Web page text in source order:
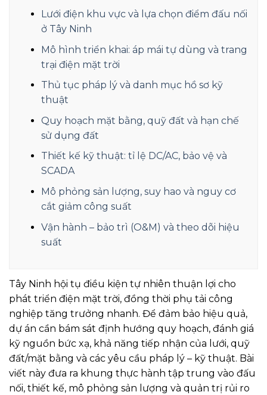
Lưới điện khu vực và lựa chọn điểm đấu nối
ở Tây Ninh
Mô hình triển khai: áp mái tự dùng và trang
trại điện mặt trời
Thủ tục pháp lý và danh mục hồ sơ kỹ
thuật
Quy hoạch mặt bằng, quỹ đất và hạn chế
sử dụng đất
Thiết kế kỹ thuật: tỉ lệ DC/AC, bảo vệ và
SCADA
Mô phỏng sản lượng, suy hao và nguy cơ
cắt giảm công suất
Vận hành – bảo trì (O&M) và theo dõi hiệu
suất
Tây Ninh hội tụ điều kiện tự nhiên thuận lợi cho
phát triển điện mặt trời, đồng thời phụ tải công
nghiệp tăng trưởng nhanh. Để đảm bảo hiệu quả,
dự án cần bám sát định hướng quy hoạch, đánh giá
kỹ nguồn bức xạ, khả năng tiếp nhận của lưới, quỹ
đất/mặt bằng và các yêu cầu pháp lý – kỹ thuật. Bài
viết này đưa ra khung thực hành tập trung vào đấu
nối, thiết kế, mô phỏng sản lượng và quản trị rủi ro